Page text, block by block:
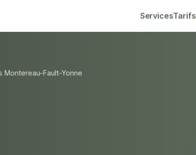
ServicesTarifs
Montereau-Fault-Yonne